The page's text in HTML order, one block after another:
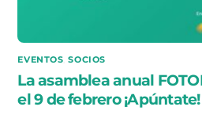
EVENTOS ,SOCIOS
La asamblea anual
el 9 de febrero ¡Apúntate!